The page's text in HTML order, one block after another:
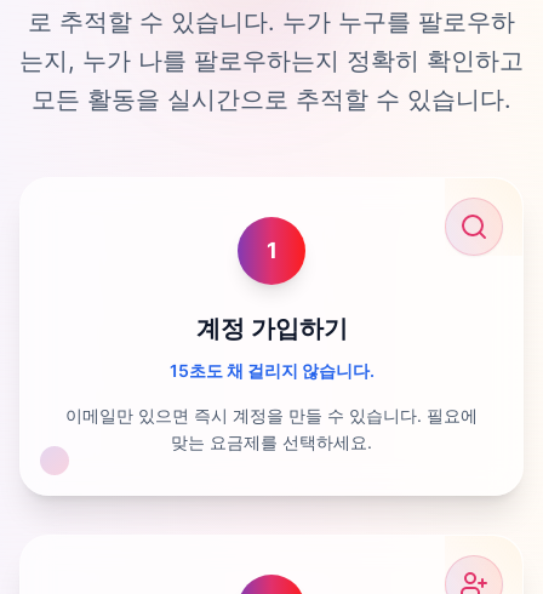
로 추적할 수 있습니다. 누가 누구를 팔로우하
는지, 누가 나를 팔로우하는지 정확히 확인하고
모든 활동을 실시간으로 추적할 수 있습니다.
1
계정 가입하기
15초도 채 걸리지 않습니다.
이메일만 있으면 즉시 계정을 만들 수 있습니다. 필요에
맞는 요금제를 선택하세요.